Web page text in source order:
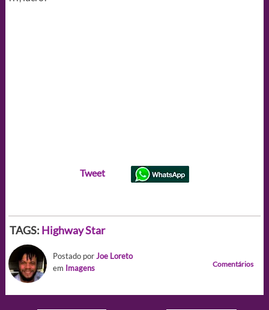
Tweet
TAGS: Highway Star
Postado porJoe Loreto
em Imagens Comentários